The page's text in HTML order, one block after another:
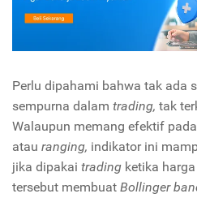
Perlu dipahami bahwa tak ada
sempurna dalam trading, tak
Walaupun memang efektif
atau ranging, indikator ini
jika dipakai trading ketika
tersebut membuat Bollinger